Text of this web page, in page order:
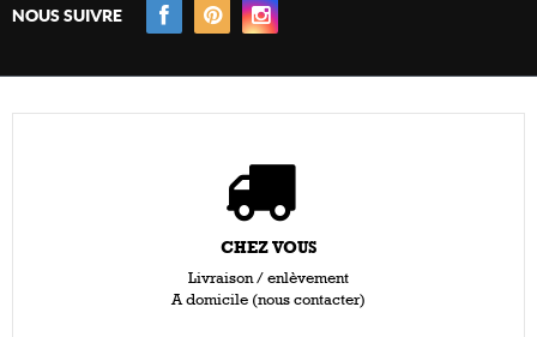
NOUS SUIVRE
CHEZ VOUS
Livraison / enlèvement
A domicile (nous contacter)